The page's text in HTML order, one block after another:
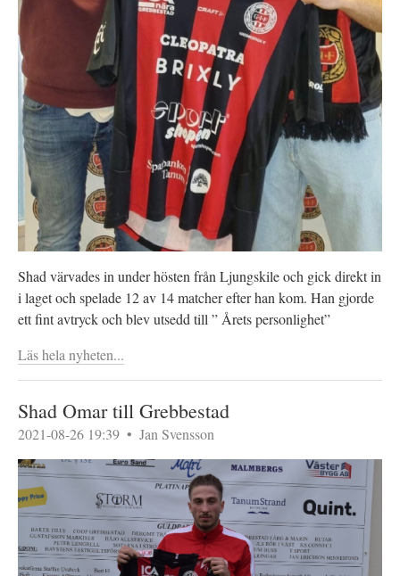
Shad värvades in under hösten från Ljungskile och gick direkt in
i laget och spelade 12 av 14 matcher efter han kom. Han gjorde
ett fint avtryck och blev utsedd till ” Årets personlighet”
Läs hela nyheten...
Shad Omar till Grebbestad
2021-08-26 19:39 • Jan Svensson